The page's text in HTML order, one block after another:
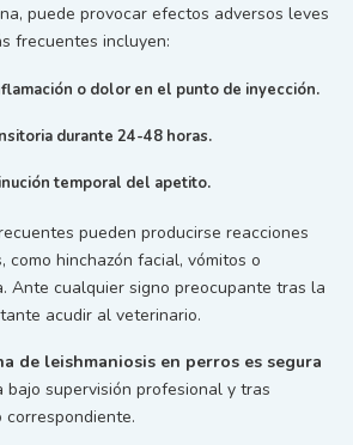
puede provocar efectos adversos leves
frecuentes incluyen:
o dolor en el punto de inyección.
durante 24-48 horas.
temporal del apetito.
pueden producirse reacciones
como hinchazón facial, vómitos o
Ante cualquier signo preocupante tras la
acudir al veterinario.
de leishmaniosis en perros es segura
bajo supervisión profesional y tras